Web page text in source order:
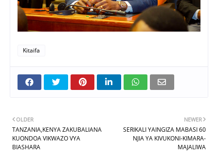
Kitaifa
NEWER
SERIKALI YAINGIZA MABASI 60
NJIA YA KIVUKONI-KIMARA-
MAJALIWA
OLDER
TANZANIA,KENYA ZAKUBALIANA
KUONDOA VIKWAZO VYA
BIASHARA